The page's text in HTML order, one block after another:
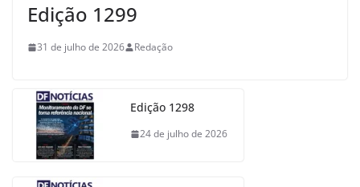
Edição 1299
31 de julho de 2026 Redação
Edição 1298
24 de julho de 2026